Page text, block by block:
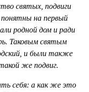
святых, подвиги
на первый
родной дом и ради
Таковым святым
и были также
же подвиг.
себя: а как же это